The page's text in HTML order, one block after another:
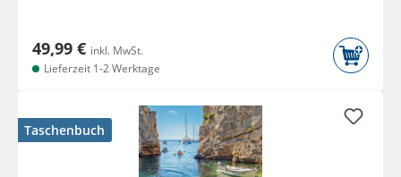
49,99 € inkl. MwSt.
Lieferzeit 1-2 Werktage
Taschenbuch